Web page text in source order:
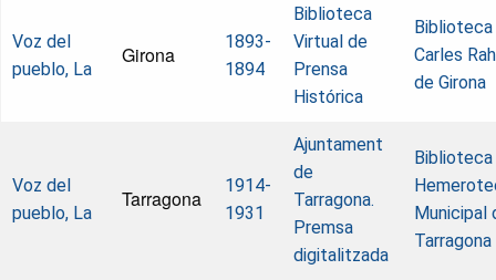
Voz del
pueblo, La
Girona
1893-
1894
Biblioteca
Virtual de
Prensa
Histórica
Biblioteca
Carles
de Girona
Voz del
pueblo, La
Tarragona
1914-
1931
Ajuntament
de
Tarragona.
Premsa
digitalitzada
Biblioteca
Municipal
Tarragona